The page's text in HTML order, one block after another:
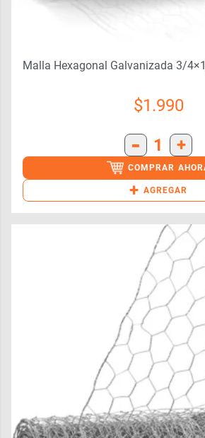
Malla Hexagonal Galvanizada 3/
$1.990
- 1 +
COMPRAR
+ AGREGAR